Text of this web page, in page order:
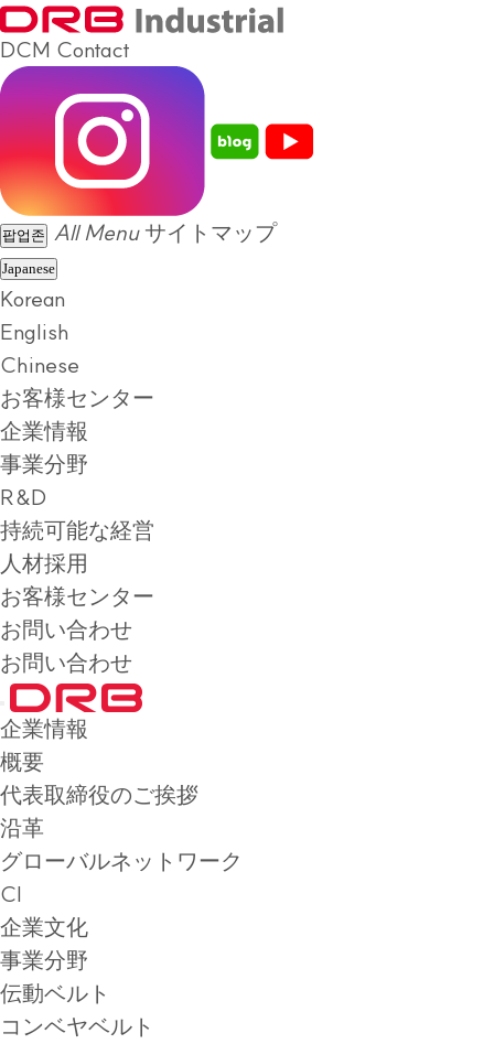
DCM Contact
팝업존 All Menu サイトマップ
Japanese
Korean
English
Chinese
お客様センター
企業情報
事業分野
R&D
持続可能な経営
人材採用
お客様センター
お問い合わせ
お問い合わせ
企業情報
概要
代表取締役のご挨拶
沿革
グローバルネットワーク
CI
企業文化
事業分野
伝動ベルト
コンベヤベルト